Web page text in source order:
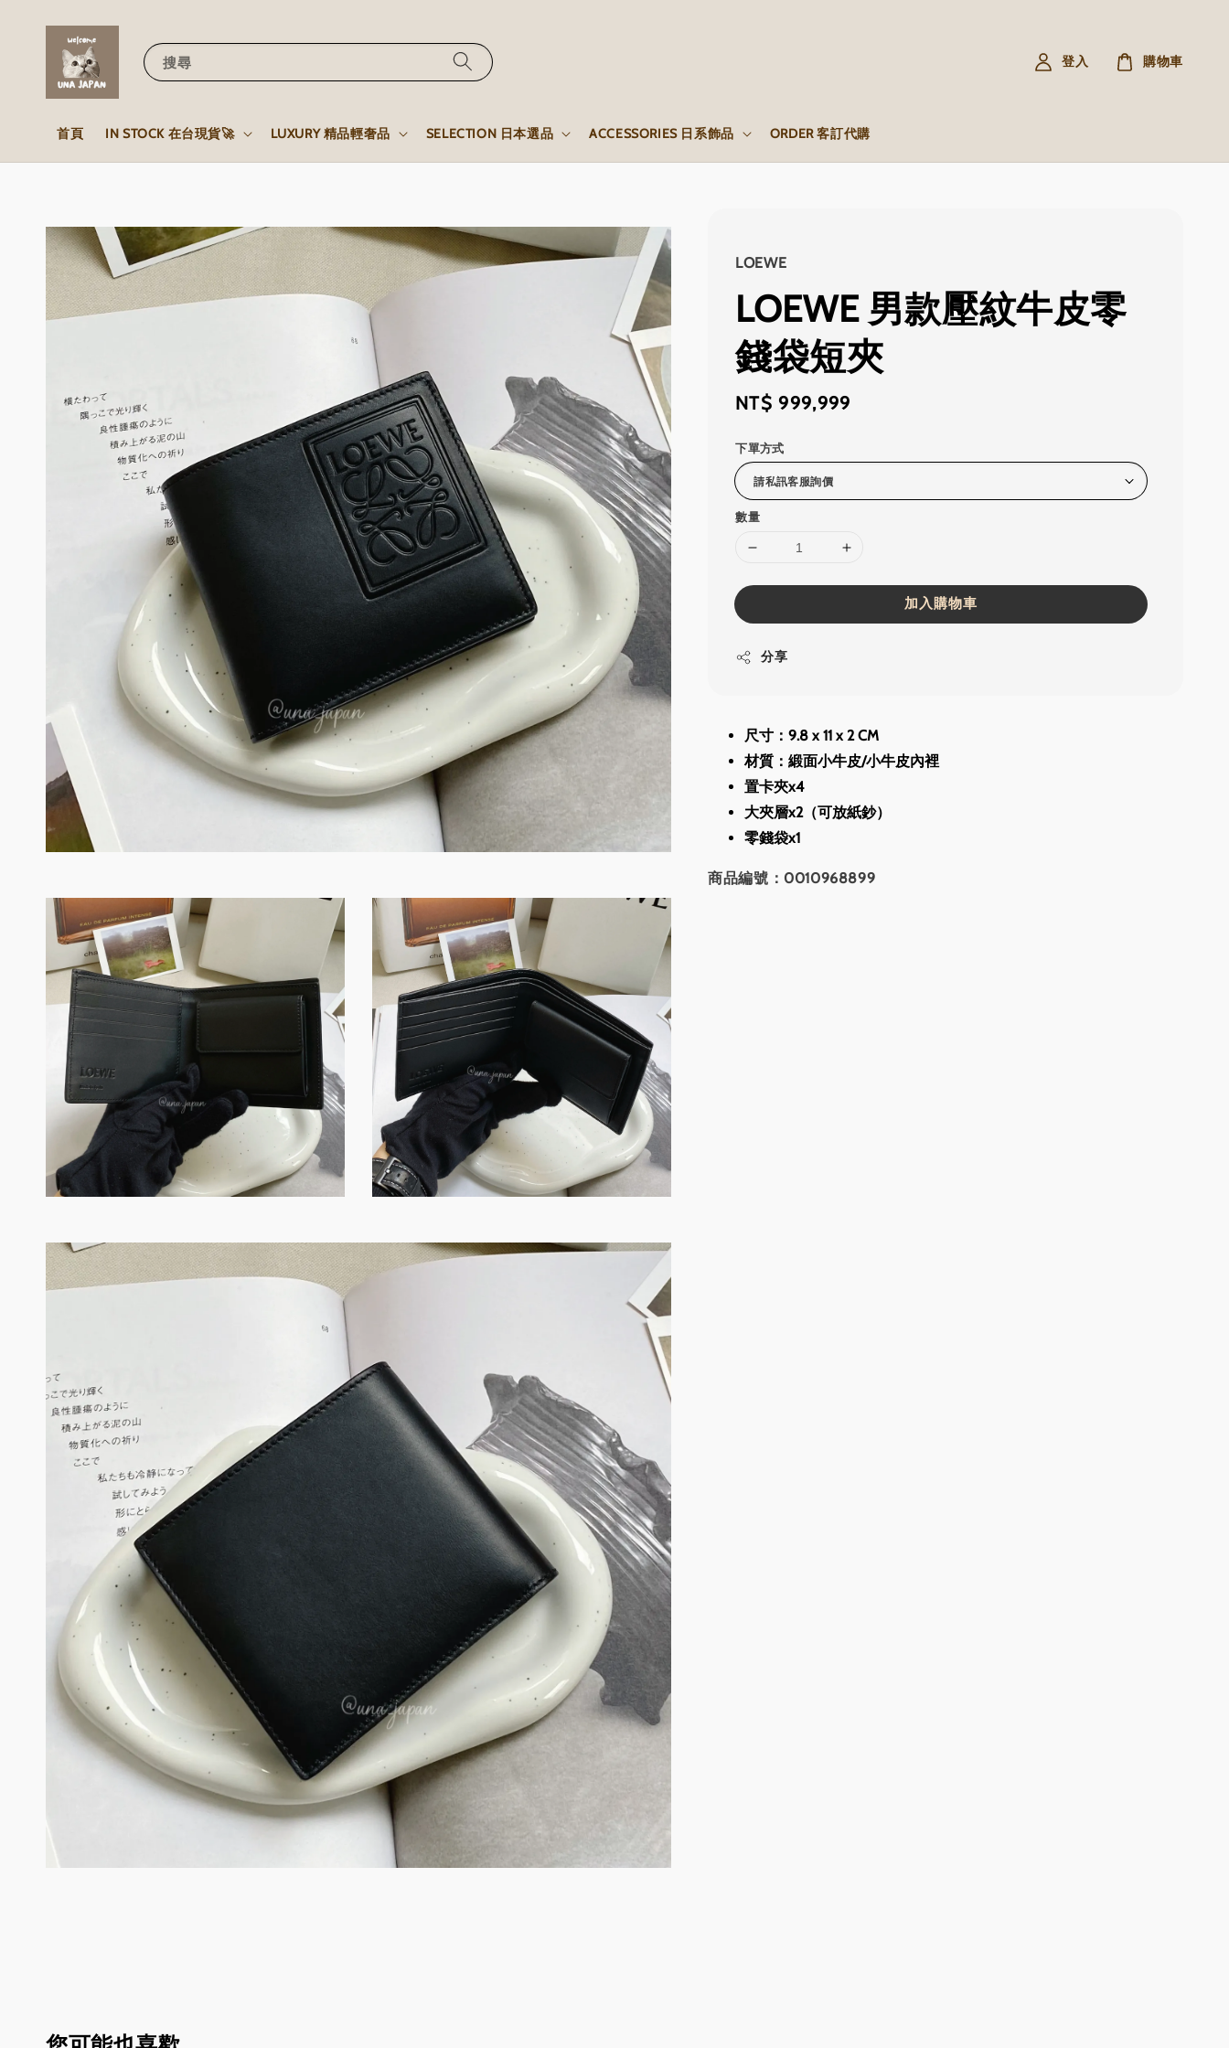
搜尋
首頁 IN STOCK 在台現貨🚀 LUXURY 精品輕奢品 SELECTION 日本選品 ACCESSORIES 日系飾品 ORDER 客訂代購
登入 購物車
LOEWE
LOEWE 男款壓紋牛皮零
錢袋短夾
Regular
NT$ 999,999
下單方式
數量
加入購物車
分享
尺寸：9.8 x 11 x 2 CM
材質：緞面小牛皮/小牛皮內裡
置卡夾x4
大夾層x2（可放紙鈔）
零錢袋x1
商品編號：0010968899